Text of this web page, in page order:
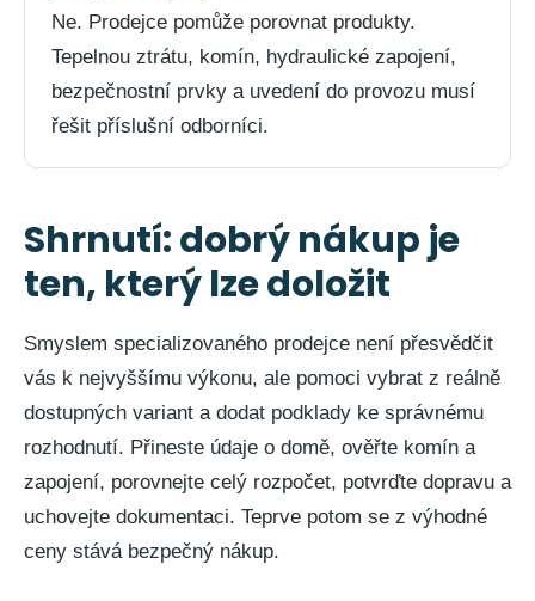
Ne. Prodejce pomůže porovnat produkty.
Tepelnou ztrátu, komín, hydraulické zapojení,
bezpečnostní prvky a uvedení do provozu musí
řešit příslušní odborníci.
Shrnutí: dobrý nákup je
ten, který lze doložit
Smyslem specializovaného prodejce není přesvědčit
vás k nejvyššímu výkonu, ale pomoci vybrat z reálně
dostupných variant a dodat podklady ke správnému
rozhodnutí. Přineste údaje o domě, ověřte komín a
zapojení, porovnejte celý rozpočet, potvrďte dopravu a
uchovejte dokumentaci. Teprve potom se z výhodné
ceny stává bezpečný nákup.